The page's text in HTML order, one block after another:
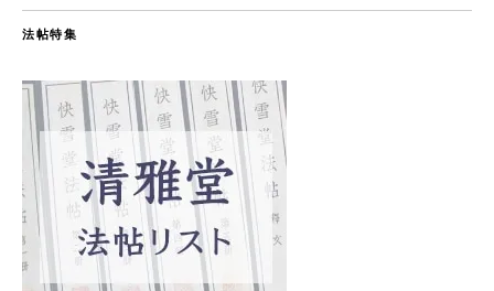
法帖特集